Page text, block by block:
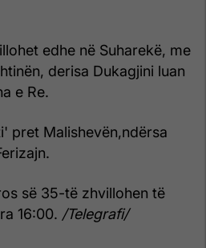
edhe në Suharekë, me
derisa Dukagjini luan
e Re.
pret Malishevën,ndërsa
së 35-të zhvillohen të
16:00. /Telegrafi/